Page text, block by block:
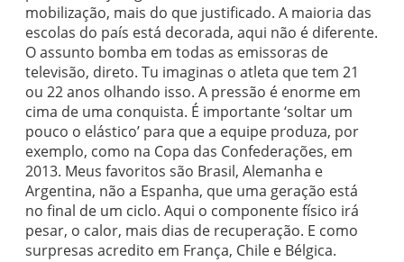
mobilização, mais do que justificado. A maioria das
escolas do país está decorada, aqui não é diferente.
O assunto bomba em todas as emissoras de
televisão, direto. Tu imaginas o atleta que tem 21
ou 22 anos olhando isso. A pressão é enorme em
cima de uma conquista. É importante ‘soltar um
pouco o elástico’ para que a equipe produza, por
exemplo, como na Copa das Confederações, em
2013. Meus favoritos são Brasil, Alemanha e
Argentina, não a Espanha, que uma geração está
no final de um ciclo. Aqui o componente físico irá
pesar, o calor, mais dias de recuperação. E como
surpresas acredito em França, Chile e Bélgica.